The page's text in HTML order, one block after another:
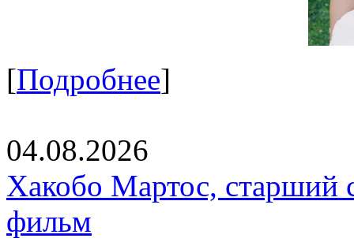
[Подробнее]
04.08.2026
Хакобо Мартос, старший
фильм